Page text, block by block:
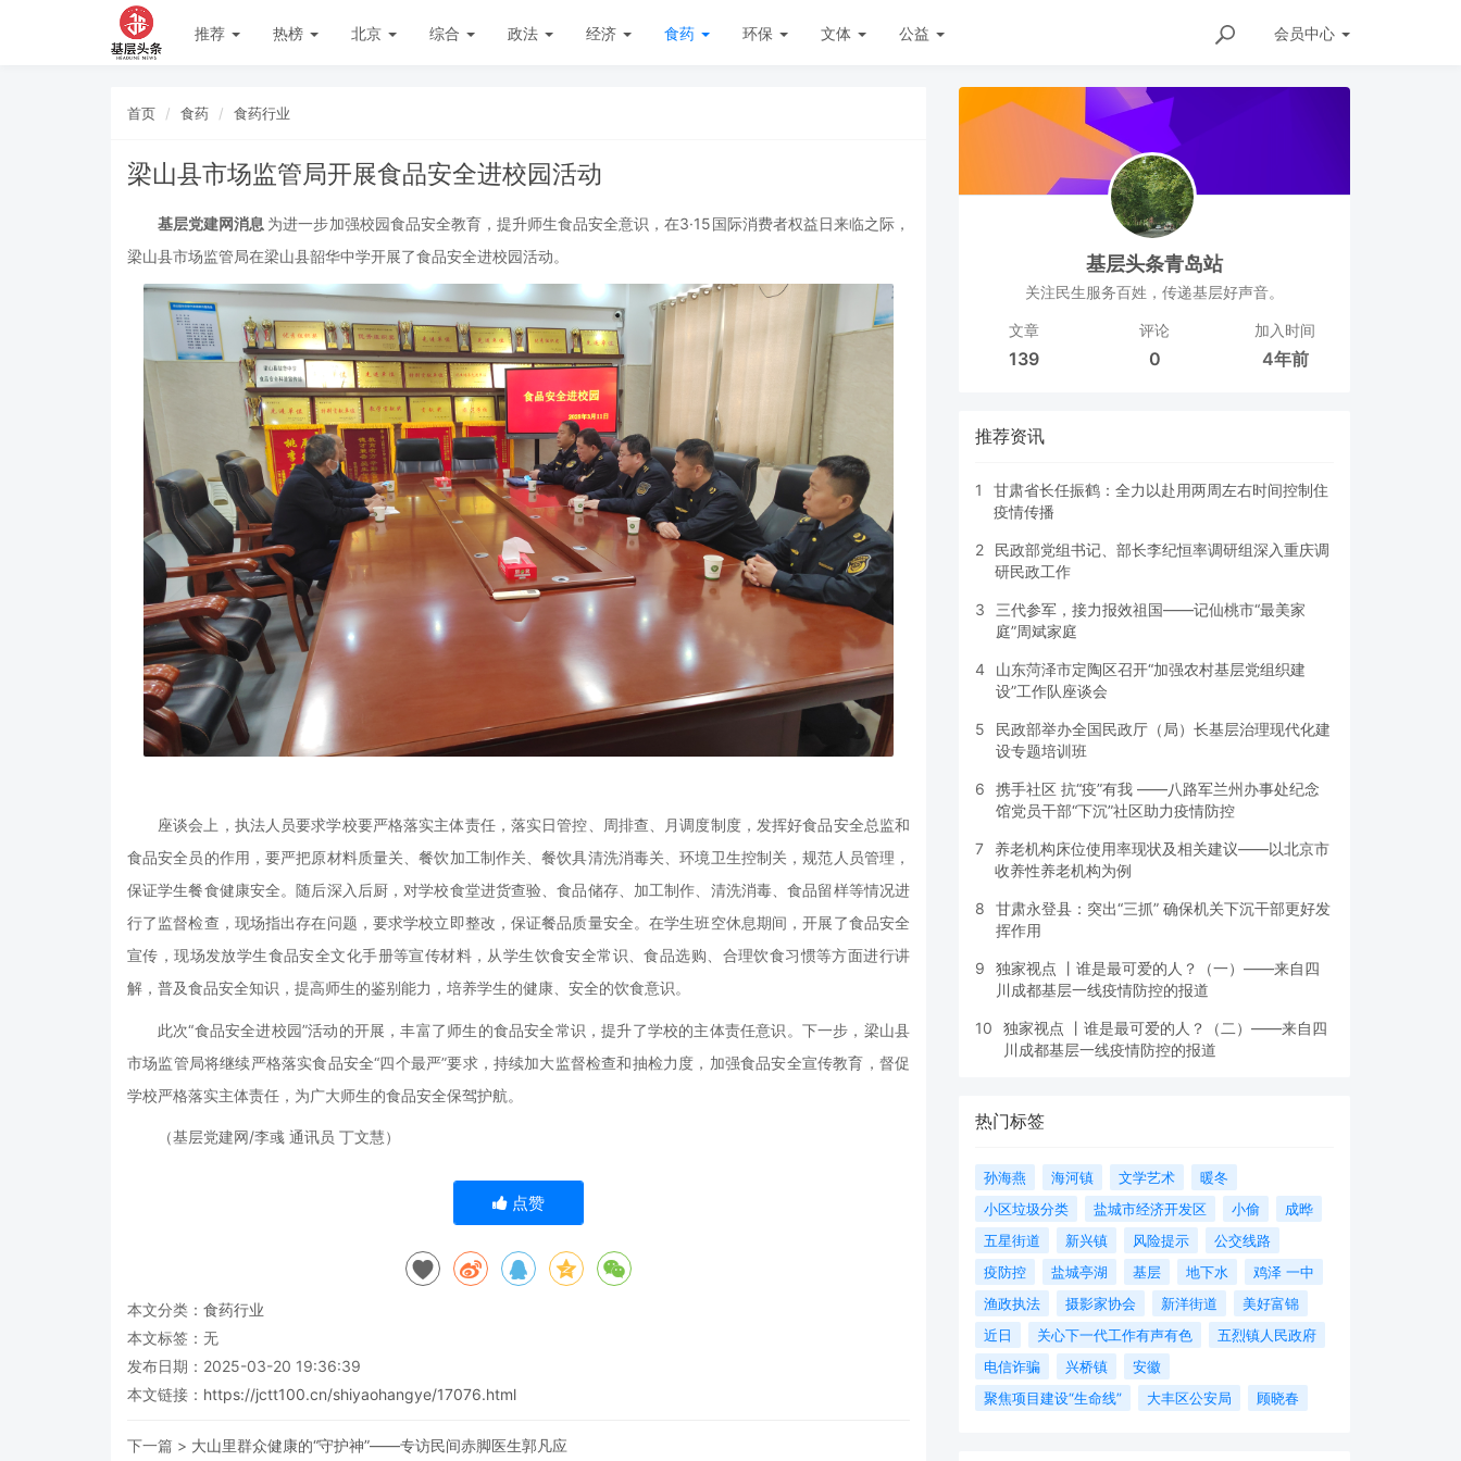
推荐 热榜 北京 综合 政法 经济 食药 环保 文体 公益 会员中心
首页 食药 食药行业
梁山县市场监管局开展食品安全进校园活动
基层党建网消息 为进一步加强校园食品安全教育，提升师生食品安全意识，在3·15国际消费者权益日来临之际，
梁山县市场监管局在梁山县韶华中学开展了食品安全进校园活动。
座谈会上，执法人员要求学校要严格落实主体责任，落实日管控、周排查、月调度制度，发挥好食品安全总监和
食品安全员的作用，要严把原材料质量关、餐饮加工制作关、餐饮具清洗消毒关、环境卫生控制关，规范人员管理，
保证学生餐食健康安全。随后深入后厨，对学校食堂进货查验、食品储存、加工制作、清洗消毒、食品留样等情况进
行了监督检查，现场指出存在问题，要求学校立即整改，保证餐品质量安全。在学生班空休息期间，开展了食品安全
宣传，现场发放学生食品安全文化手册等宣传材料，从学生饮食安全常识、食品选购、合理饮食习惯等方面进行讲
解，普及食品安全知识，提高师生的鉴别能力，培养学生的健康、安全的饮食意识。
此次“食品安全进校园”活动的开展，丰富了师生的食品安全常识，提升了学校的主体责任意识。下一步，梁山县
市场监管局将继续严格落实食品安全“四个最严”要求，持续加大监督检查和抽检力度，加强食品安全宣传教育，督促
学校严格落实主体责任，为广大师生的食品安全保驾护航。
（基层党建网/李彧 通讯员 丁文慧）
点赞
本文分类： 食药行业
本文标签：无
发布日期：2025-03-20 19:36:39
本文链接： https://jctt100.cn/shiyaohangye/17076.html
下一篇 > 大山里群众健康的“守护神”——专访民间赤脚医生郭凡应
基层头条青岛站
关注民生服务百姓，传递基层好声音。
文章
139
评论
0
加入时间
4年前
推荐资讯
1
甘肃省长任振鹤：全力以赴用两周左右时间控制住
疫情传播
2
民政部党组书记、部长李纪恒率调研组深入重庆调
研民政工作
3
三代参军，接力报效祖国——记仙桃市“最美家
庭”周斌家庭
4
山东菏泽市定陶区召开“加强农村基层党组织建
设”工作队座谈会
5
民政部举办全国民政厅（局）长基层治理现代化建
设专题培训班
6
携手社区 抗“疫”有我 ——八路军兰州办事处纪念
馆党员干部“下沉”社区助力疫情防控
7
养老机构床位使用率现状及相关建议——以北京市
收养性养老机构为例
8
甘肃永登县：突出“三抓” 确保机关下沉干部更好发
挥作用
9
独家视点 丨谁是最可爱的人？（一）——来自四
川成都基层一线疫情防控的报道
10
独家视点 丨谁是最可爱的人？（二）——来自四
川成都基层一线疫情防控的报道
热门标签
孙海燕 海河镇 文学艺术
暖冬
小区垃圾分类
盐城市经济开发区 小偷
成晔
五星街道
新兴镇 风险提示
公交线路
疫防控
盐城亭湖 基层 地下水
鸡泽 一中
渔政执法
摄影家协会 新洋街道
美好富锦
近日
关心下一代工作有声有色
五烈镇人民政府
电信诈骗
兴桥镇
安徽
聚焦项目建设“生命线”
大丰区公安局 顾晓春